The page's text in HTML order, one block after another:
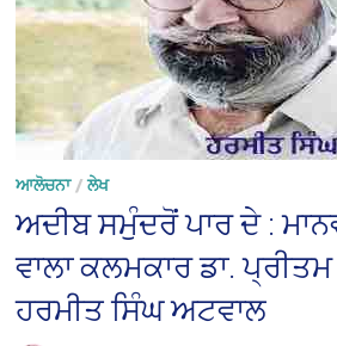
ਆਲੋਚਨਾ/ਲੇਖ
ਅਦੀਬ ਸਮੁੰਦਰੋਂ ਪਾਰ ਦੇ :
ਵਾਲਾ ਕਲਮਕਾਰ ਡਾ.
ਹਰਮੀਤ ਸਿੰਘ ਅਟਵਾਲ